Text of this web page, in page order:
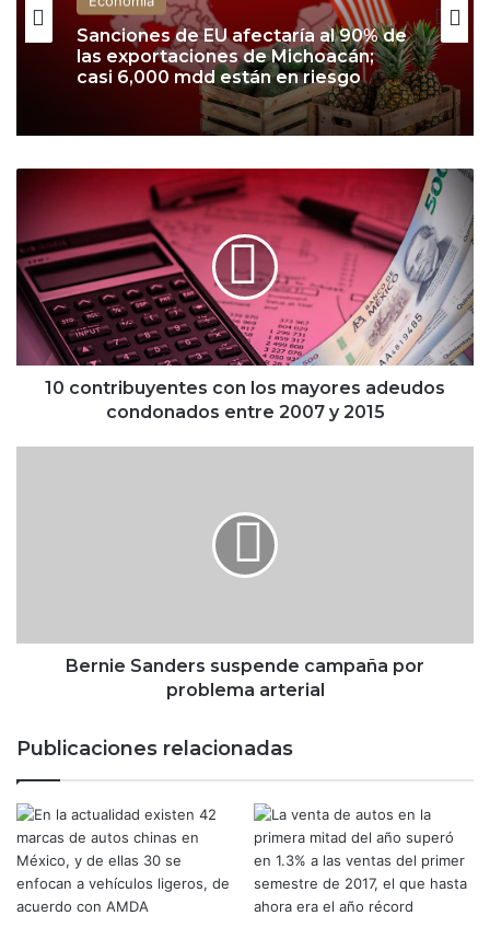
Economía
las exportaciones de Michoacán;
casi 6,000 mdd están en riesgo
Economía
Banxico mantiene la tasa de interés
en 6.50% y refrenda su postura hasta
o
n
t
b
o
r
e
s
a
d
e
u
10 contribuyentes con los mayores adeudos
condonados entre 2007 y 2015
n
s
u
s
p
e
n
d
e
Bernie Sanders suspende campaña por
problema arterial
Publicaciones relacionadas